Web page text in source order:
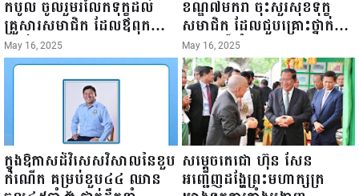
កំបូល ចូលរួមរំលែកទុក្ខដល់
គ្រួសារសមាជិក ដែលឪពុកក្មេក
របស់លោកទទួលមរណៈភាព!
May 16, 2025
ខណ្ឌ៧មករា ចុះសួរសុខទុក្ខ
សមាជិក ដែលជួបគ្រោះថ្នាក់
ចរាចរណ៍ កំពុងសម្រាកព្យាបាល
នៅមន្ទីរពេទ្យ!
May 16, 2025
ក្នុងឱកាសដ៏វិសេសវិសាលនៃខួប
កំណើត គម្រប់ខួប៤៤ ឈាន
សម្តេចតេជោ ហ៊ុន សែន
អញ្ជើញដង្ហែព្រះមហាក្សត្រ